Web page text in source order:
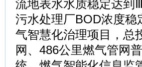
流地表水水质稳定达到
污水处理厂BOD浓度
气智慧化治理项目，总
网、486公里燃气管网